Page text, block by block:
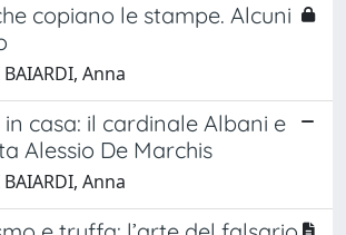
copiano le stampe. Alcuni
Anna
casa: il cardinale Albani e
Alessio De Marchis
Anna